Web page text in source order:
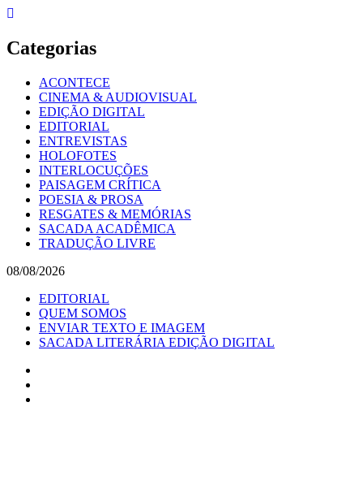
Skip
content
Categorias
ACONTECE
CINEMA & AUDIOVISUAL
EDIÇÃO DIGITAL
EDITORIAL
ENTREVISTAS
HOLOFOTES
INTERLOCUÇÕES
PAISAGEM CRÍTICA
POESIA & PROSA
RESGATES & MEMÓRIAS
SACADA ACADÊMICA
TRADUÇÃO LIVRE
08/08/2026
EDITORIAL
QUEM SOMOS
ENVIAR TEXTO E IMAGEM
SACADA LITERÁRIA EDIÇÃO DIGITAL